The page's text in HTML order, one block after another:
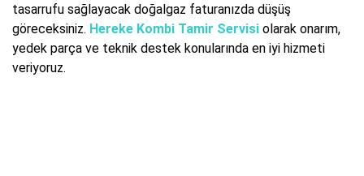
tasarrufu sağlayacak doğalgaz faturanızda düşüş
göreceksiniz. Hereke Kombi Tamir Servisi olarak onarım,
yedek parça ve teknik destek konularında en iyi hizmeti
veriyoruz.